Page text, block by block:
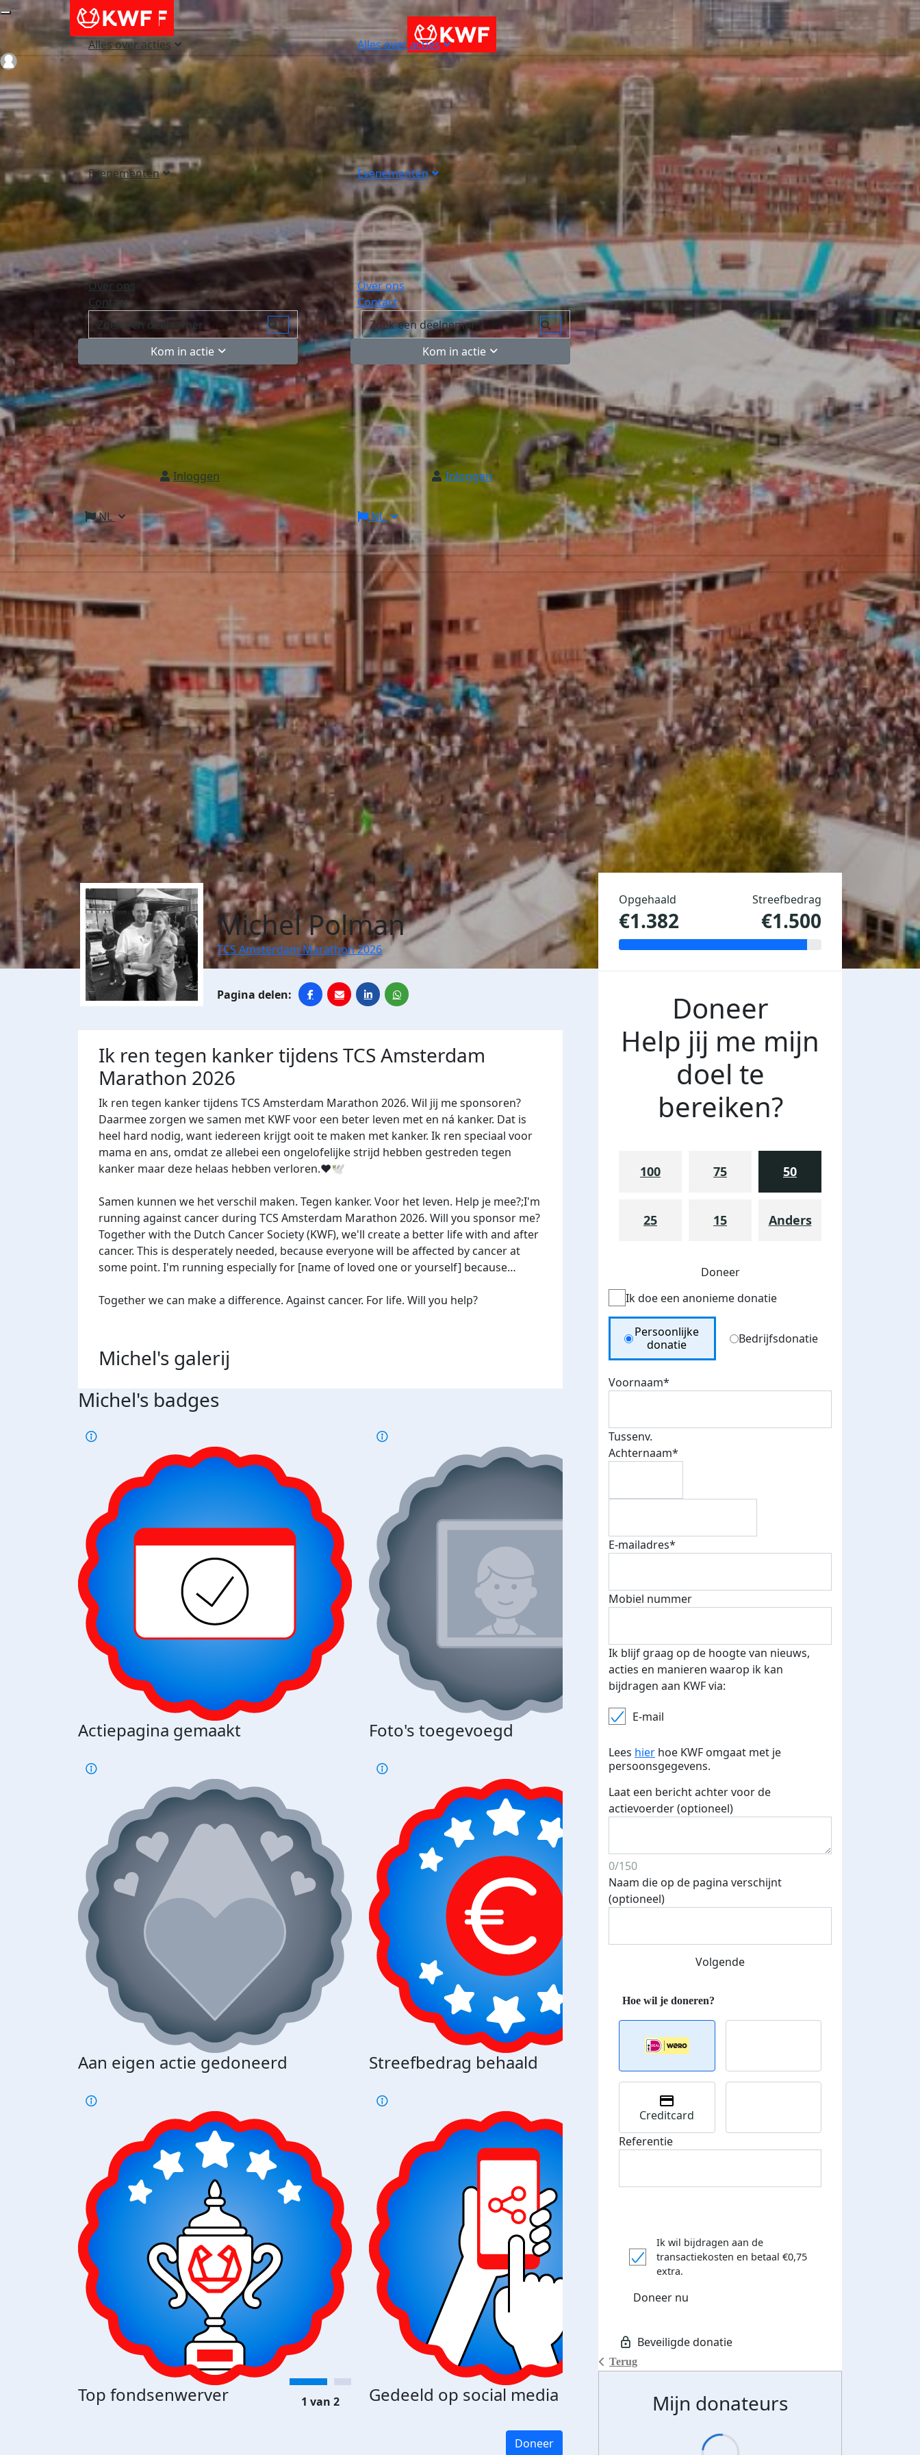
Alles over acties
Evenementen
Over ons
Contact
Kom in actie
Inloggen
NL
Alles over acties
Evenementen
Over ons
Contact
Kom in actie
Inloggen
NL
Login
Michel Polman
TCS Amsterdam Marathon 2026
Ik ren tegen kanker tijdens TCS Amsterdam
Marathon 2026
Ik ren tegen kanker tijdens TCS Amsterdam Marathon 2026. Wil jij me sponsoren?
Daarmee zorgen we samen met KWF voor een beter leven met en ná kanker. Dat is
heel hard nodig, want iedereen krijgt ooit te maken met kanker. Ik ren speciaal voor
mama en ans, omdat ze allebei een ongelofelijke strijd hebben gestreden tegen
kanker maar deze helaas hebben verloren.❤️🕊️
Samen kunnen we het verschil maken. Tegen kanker. Voor het leven. Help je mee?;I'm
running against cancer during TCS Amsterdam Marathon 2026. Will you sponsor me?
Together with the Dutch Cancer Society (KWF), we'll create a better life with and after
cancer. This is desperately needed, because everyone will be affected by cancer at
some point. I'm running especially for [name of loved one or yourself] because…
Together we can make a difference. Against cancer. For life. Will you help?
Michel's galerij
Michel's badges
Actiepagina gemaakt Foto's toegevoegd
Aan eigen actie gedoneerd Streefbedrag behaald Streefbedrag verhoogd
Top fondsenwerver Gedeeld op social media Donateurs bedankt
€500 euro opgehaald: t-shirt
verdiend
1 van 2
Doneer
Opgehaald
€1.382
Streefbedrag
€1.500
Doneer
Help jij me mijn
doel te
bereiken?
100 75 50
25 15 Anders
Doneer
Ik doe een anonieme donatie
Donation Type
Persoonlijke
donatie
Bedrijfsdonatie
Voornaam*
Tussenv.
Achternaam*
E-mailadres*
Mobiel nummer
Ik blijf graag op de hoogte van nieuws,
acties en manieren waarop ik kan
bijdragen aan KWF via:
E-mail
Lees hier hoe KWF omgaat met je
persoonsgegevens.
Laat een bericht achter voor de
actievoerder (optioneel)
0/150
Naam die op de pagina verschijnt
(optioneel)
Volgende
Terug
Creditcard
Referentie
Ik wil bijdragen aan de
transactiekosten en betaal €0,75
extra.
Doneer nu
Mijn donateurs